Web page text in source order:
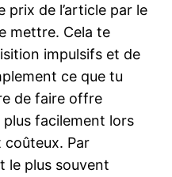
prix de l’article par le
mettre. Cela te
impulsifs et de
ce que tu
de faire offre
plus facilement lors
coûteux. Par
le plus souvent